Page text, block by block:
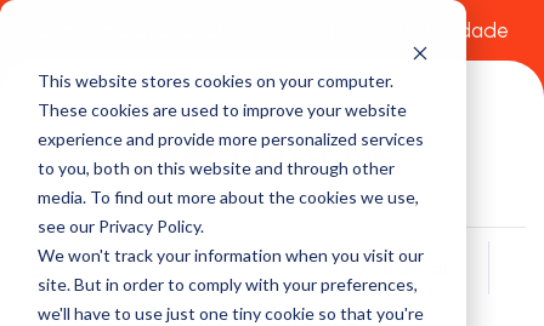
This website stores cookies on your computer.
These cookies are used to improve your website
experience and provide more personalized services
to you, both on this website and through other
media. To find out more about the cookies we use,
see our Privacy Policy.
We won't track your information when you visit our
site. But in order to comply with your preferences,
we'll have to use just one tiny cookie so that you're
Política de Privacidade
Buscar